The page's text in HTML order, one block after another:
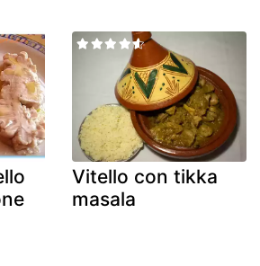
Vitello con tikka
masala